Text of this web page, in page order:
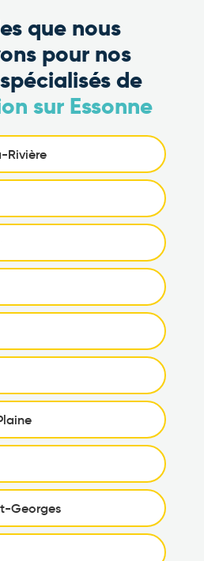
que nous
pour nos
de
sur Essonne
Rivière
Georges